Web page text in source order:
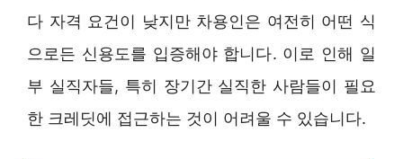
다 자격 요건이 낮지만 차용인은 여전히 어떤 식
으로든 신용도를 입증해야 합니다. 이로 인해 일
부 실직자들, 특히 장기간 실직한 사람들이 필요
한 크레딧에 접근하는 것이 어려울 수 있습니다.